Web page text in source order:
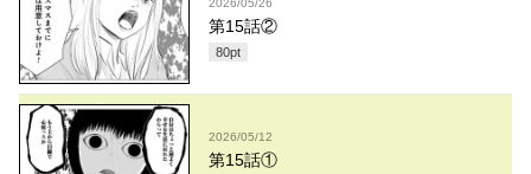
2026/05/26
第15話②
80pt
2026/05/12
第15話①